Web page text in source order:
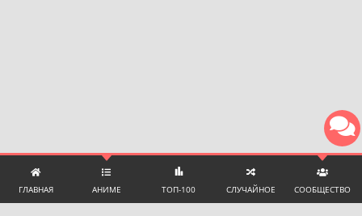
ГЛАВНАЯ АНИМЕ ТОП-100 СЛУЧАЙНОЕ СООБЩЕСТВО